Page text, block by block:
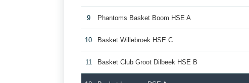
9 Phantoms Basket Boom HSE A
10 Basket Willebroek HSE C
11 Basket Club Groot Dilbeek HSE B